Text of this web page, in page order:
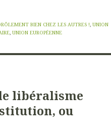
BIEN CHEZ LES AUTRES !, UNION
,UNION EUROPÉENNE
libéralisme
ou